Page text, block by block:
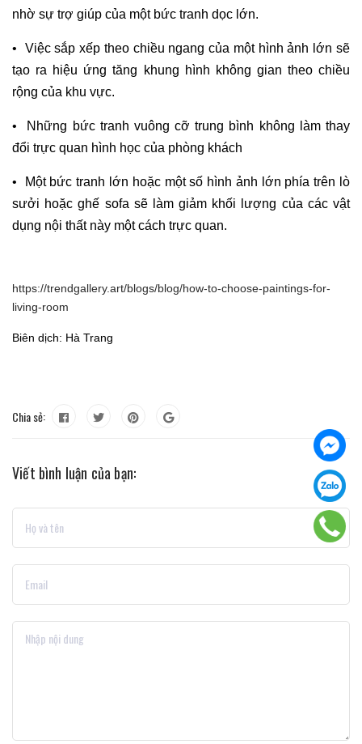
nhờ sự trợ giúp của một bức tranh dọc lớn.
• Việc sắp xếp theo chiều ngang của một hình ảnh lớn sẽ
tạo ra hiệu ứng tăng khung hình không gian theo chiều
rộng của khu vực.
• Những bức tranh vuông cỡ trung bình không làm thay
đổi trực quan hình học của phòng khách
• Một bức tranh lớn hoặc một số hình ảnh lớn phía trên lò
sưởi hoặc ghế sofa sẽ làm giảm khối lượng của các vật
dụng nội thất này một cách trực quan.
https://trendgallery.art/blogs/blog/how-to-choose-paintings-for-
living-room
Biên dịch: Hà Trang
Chia sẻ:
Viết bình luận của bạn: